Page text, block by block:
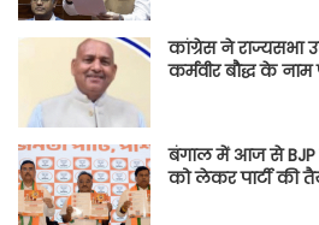
कांग्रेस ने राज्यसभा
कर्मवीर बौद्ध के
बंगाल में आज से BJP
को लेकर पार्टी की